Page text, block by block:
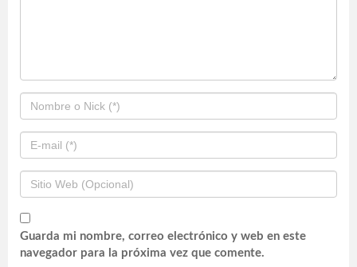
Guarda mi nombre, correo electrónico y web en este
navegador para la próxima vez que comente.